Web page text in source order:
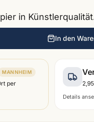
in
In den
MANNHEIM
per
Details